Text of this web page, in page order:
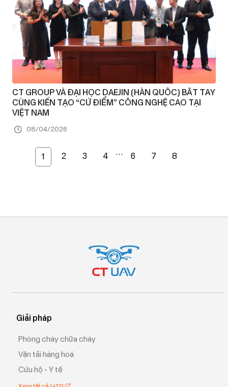
CT GROUP VÀ ĐẠI HỌC DAEJIN (HÀN QUỐC) BẮT TAY
CÙNG KIẾN TẠO “CỨ ĐIỂM” CÔNG NGHỆ CAO TẠI
VIỆT NAM
08/04/2026
1 2 3 4 … 6 7 8
Giải pháp
Phòng cháy chữa cháy
Vận tải hàng hoá
Cứu hộ - Y tế